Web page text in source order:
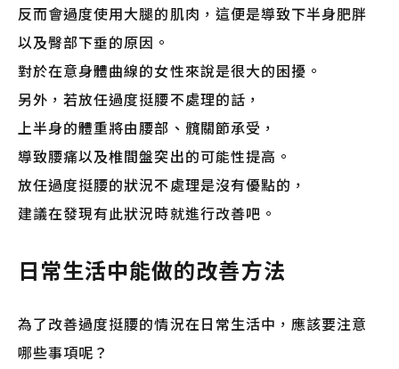
反而會過度使用大腿的肌肉，這便是導致下半身肥胖
以及臀部下垂的原因。
對於在意身體曲線的女性來說是很大的困擾。
另外，若放任過度挺腰不處理的話，
上半身的體重將由腰部、髖關節承受，
導致腰痛以及椎間盤突出的可能性提高。
放任過度挺腰的狀況不處理是沒有優點的，
建議在發現有此狀況時就進行改善吧。
日常生活中能做的改善方法
為了改善過度挺腰的情況在日常生活中，應該要注意
哪些事項呢？